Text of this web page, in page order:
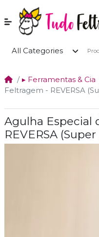
All Categories
▸ Ferramentas & Cia
Feltragem - REVERSA
Agulha Especial
REVERSA